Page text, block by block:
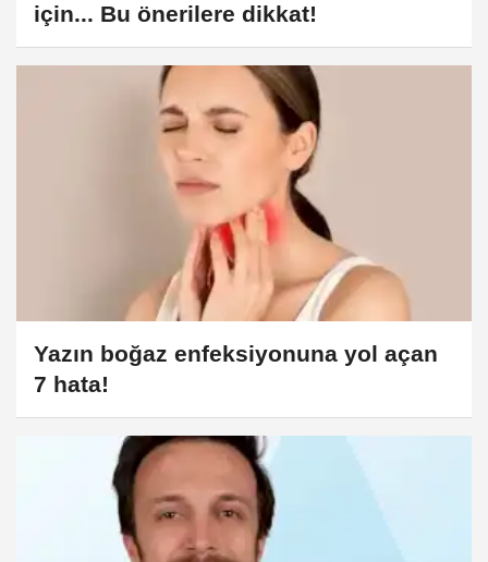
için... Bu önerilere dikkat!
Yazın boğaz enfeksiyonuna yol açan
7 hata!